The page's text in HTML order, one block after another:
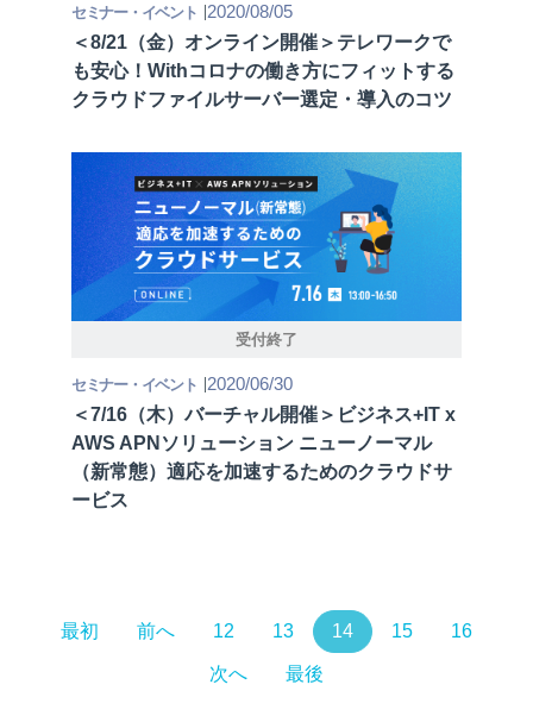
セミナー・イベント
2020/08/05
＜8/21（金）オンライン開催＞テレワークで
も安心！Withコロナの働き方にフィットする
クラウドファイルサーバー選定・導入のコツ
受付終了
セミナー・イベント
2020/06/30
＜7/16（木）バーチャル開催＞ビジネス+IT x
AWS APNソリューション ニューノーマル
（新常態）適応を加速するためのクラウドサ
ービス
最初 前へ 12 13 14 15 16
次へ 最後